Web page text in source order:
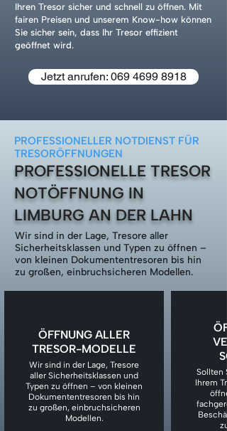
Ihren Tresor sicher und schnell zu öffnen. Mit
fairen Preisen und unserem Know-how können
Sie sicher sein, dass Ihr Tresor effizient
geöffnet wird.
Jetzt anrufen: 069 4699 8918
PROFESSIONELLER NOTDIENST FÜR
TRESORÖFFNUNGEN
PROFESSIONELLE TRESOR
NOTÖFFNUNG IN
LIMBURG AN DER LAHN
Wir sind in der Lage, Tresore aller
Sicherheitsklassen und Typen zu öffnen –
von kleinen Dokumententresoren bis hin
zu großen, einbruchsicheren Modellen.
ÖFFNUNG ALLER
TRESOR-MODELLE
Wir sind in der Lage, Tresore
aller Sicherheitsklassen und
Typen zu öffnen – von kleinen
Dokumententresoren bis hin
zu großen, einbruchsicheren
Modellen.
Sollten
Ihrem